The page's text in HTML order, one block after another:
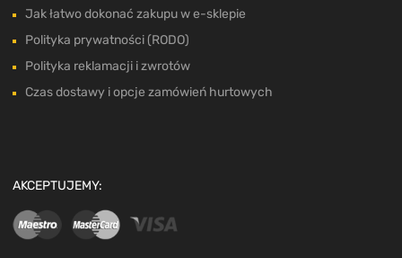
Jak łatwo dokonać zakupu w e-sklepie
Polityka prywatności (RODO)
Polityka reklamacji i zwrotów
Czas dostawy i opcje zamówień hurtowych
AKCEPTUJEMY: